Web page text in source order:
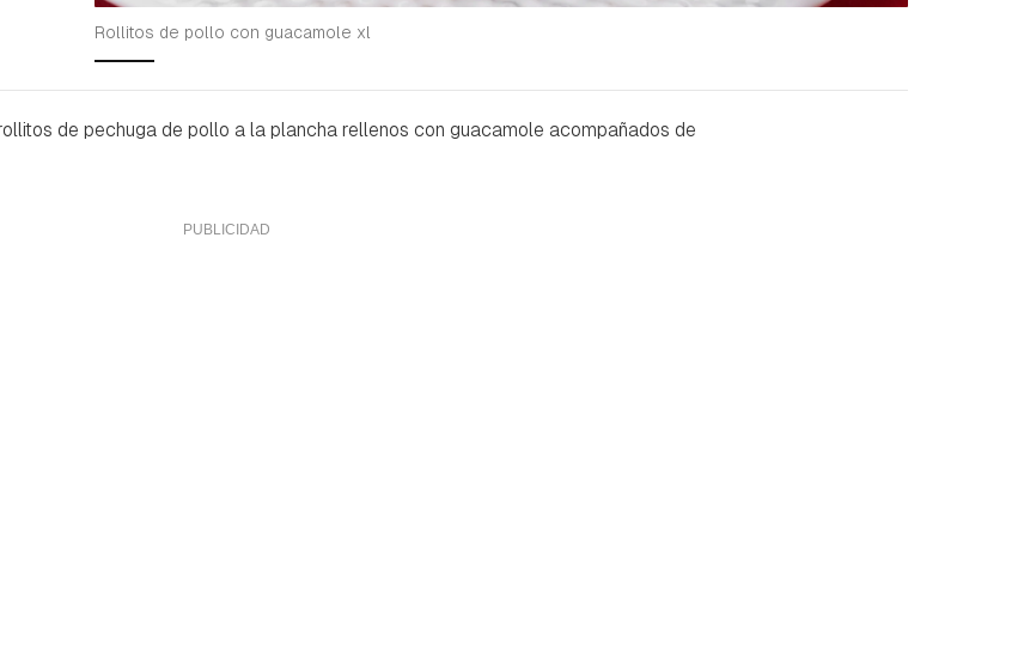
Rollitos de pollo con guacamole xl
de pechuga de pollo a la plancha rellenos con guacamole acompañados de